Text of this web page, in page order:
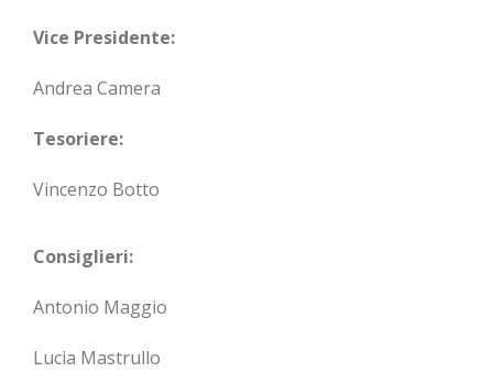
Vice Presidente:
Andrea Camera
Tesoriere:
Vincenzo Botto
Consiglieri:
Antonio Maggio
Lucia Mastrullo